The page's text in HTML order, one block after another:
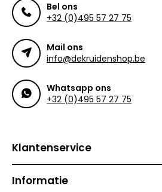
Bel ons
+32 (0)495 57 27 75
Mail ons
info@dekruidenshop.be
Whatsapp ons
+32 (0)495 57 27 75
Klantenservice
Informatie